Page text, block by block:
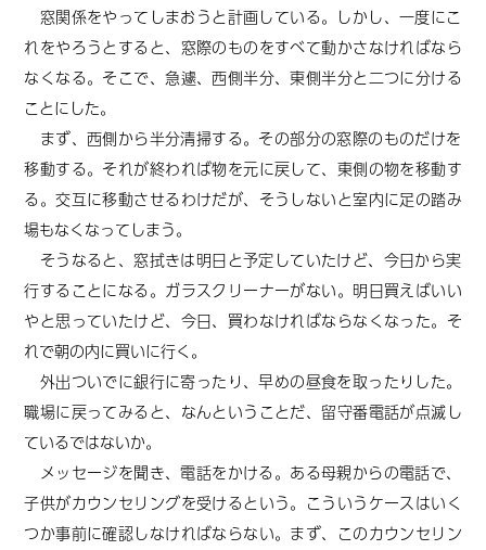
窓関係をやってしまおうと計画している。しかし、一度にこ
れをやろうとすると、窓際のものをすべて動かさなければなら
なくなる。そこで、急遽、西側半分、東側半分と二つに分ける
ことにした。
まず、西側から半分清掃する。その部分の窓際のものだけを
移動する。それが終われば物を元に戻して、東側の物を移動す
る。交互に移動させるわけだが、そうしないと室内に足の踏み
場もなくなってしまう。
そうなると、窓拭きは明日と予定していたけど、今日から実
行することになる。ガラスクリーナーがない。明日買えばいい
やと思っていたけど、今日、買わなければならなくなった。そ
れで朝の内に買いに行く。
外出ついでに銀行に寄ったり、早めの昼食を取ったりした。
職場に戻ってみると、なんということだ、留守番電話が点滅し
ているではないか。
メッセージを聞き、電話をかける。ある母親からの電話で、
子供がカウンセリングを受けるという。こういうケースはいく
つか事前に確認しなければならない。まず、このカウンセリン